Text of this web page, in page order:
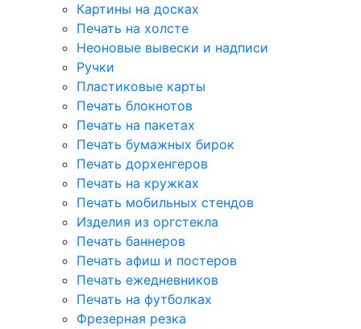
Картины на досках
Печать на холсте
Неоновые вывески и надписи
Ручки
Пластиковые карты
Печать блокнотов
Печать на пакетах
Печать бумажных бирок
Печать дорхенгеров
Печать на кружках
Печать мобильных стендов
Изделия из оргстекла
Печать баннеров
Печать афиш и постеров
Печать ежедневников
Печать на футболках
Фрезерная резка